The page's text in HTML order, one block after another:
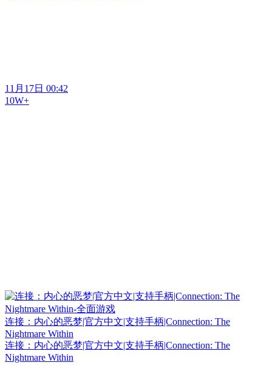
11月17日 00:42
10W+
连接：内心的恶梦|官方中文|支持手柄|Connection: The
Nightmare Within
连接：内心的恶梦|官方中文|支持手柄|Connection: The
Nightmare Within